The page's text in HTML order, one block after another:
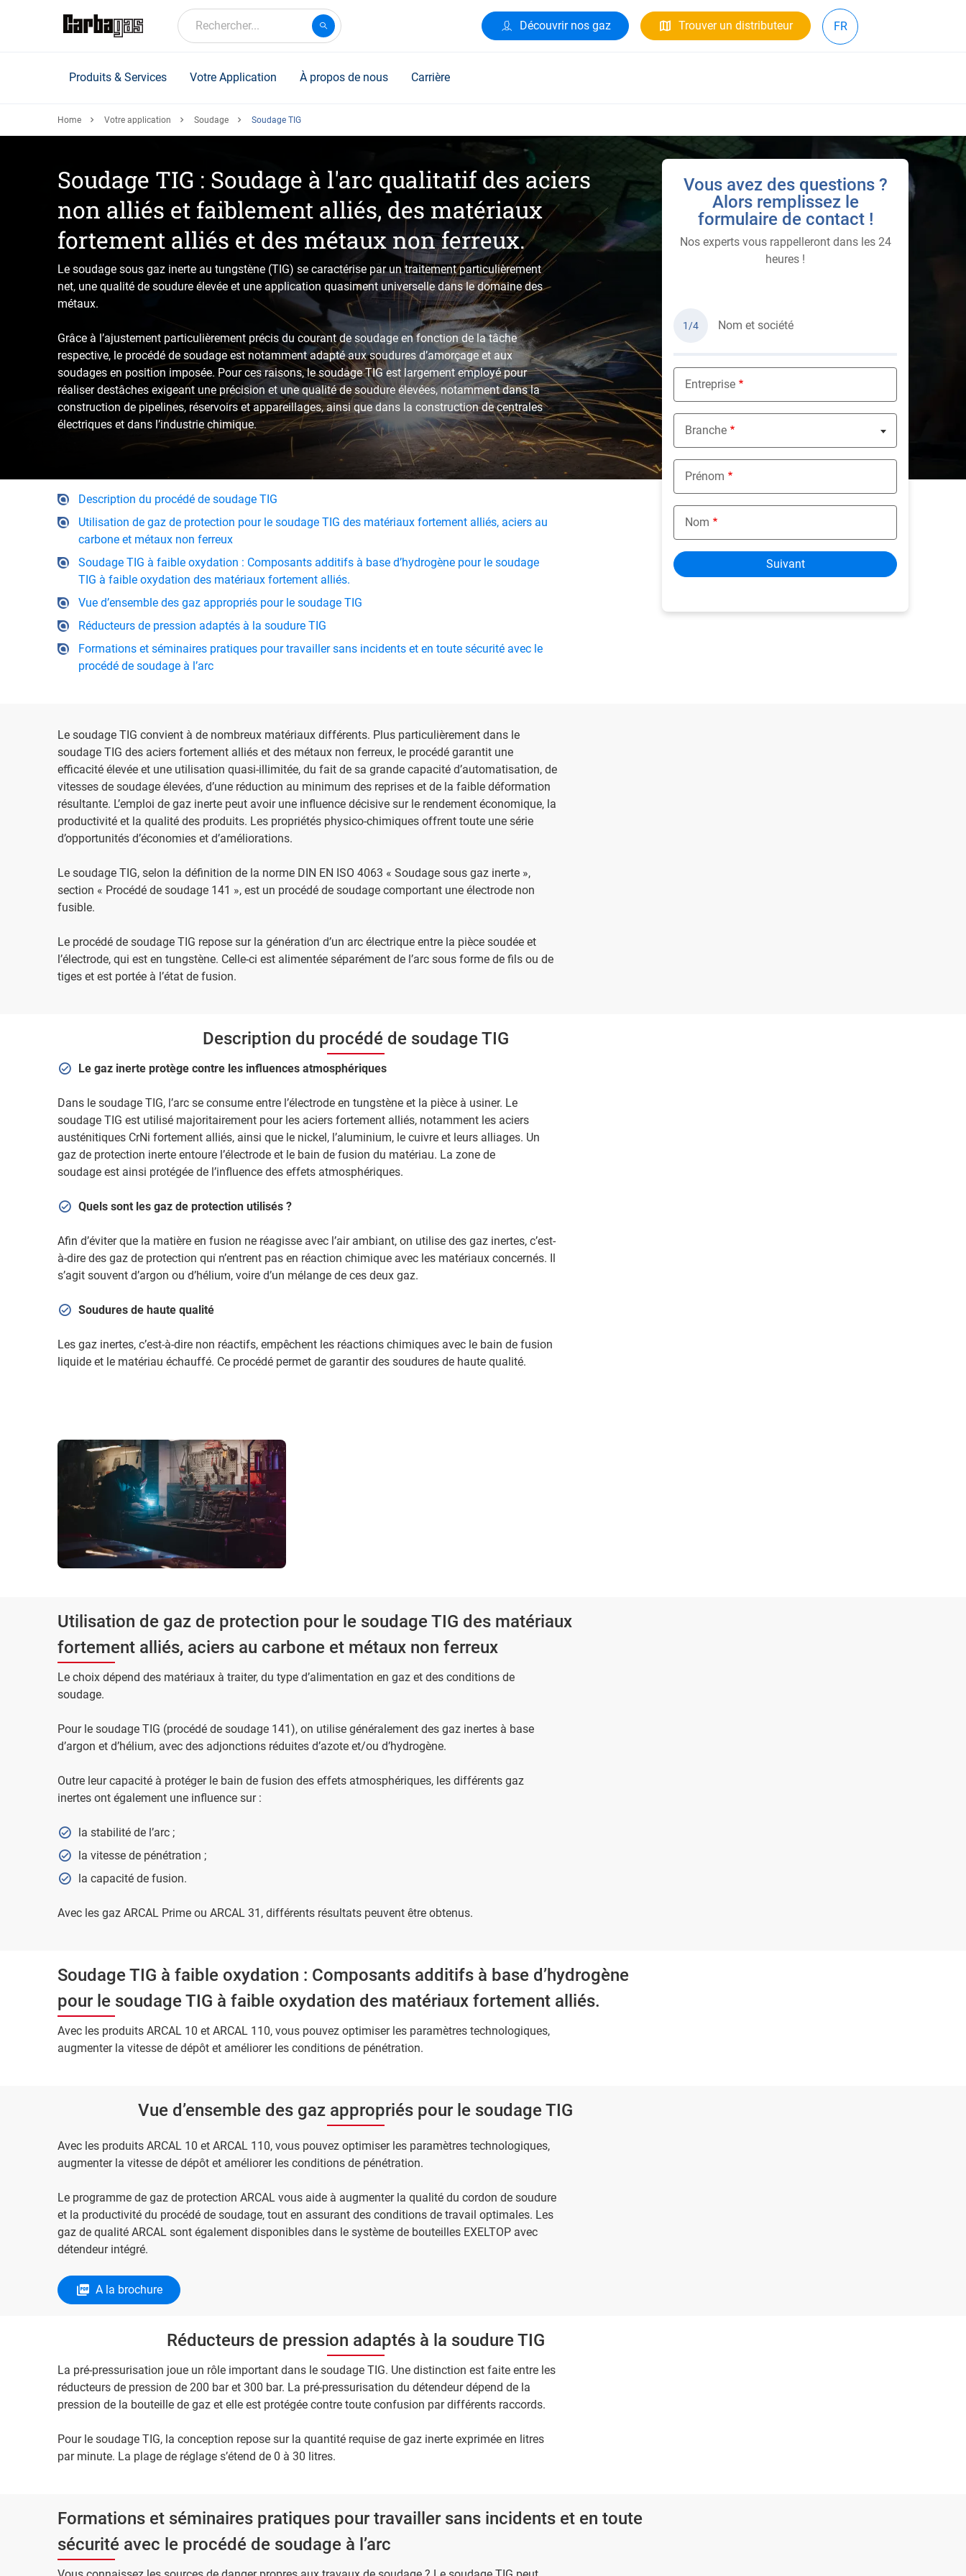
Rechercher... Découvrir nos gaz Trouver un distributeur FR
Produits & Services Votre Application À propos de nous Carrière
Home Votre application Soudage Soudage TIG
Soudage TIG : Soudage à l'arc qualitatif des aciers
non alliés et faiblement alliés, des matériaux
fortement alliés et des métaux non ferreux.
Le soudage sous gaz inerte au tungstène (TIG) se caractérise par un traitement particulièrement
net, une qualité de soudure élevée et une application quasiment universelle dans le domaine des
métaux.
Grâce à l’ajustement particulièrement précis du courant de soudage en fonction de la tâche
respective, le procédé de soudage est notamment adapté aux soudures d’amorçage et aux
soudages en position imposée. Pour ces raisons, le soudage TIG est largement employé pour
réaliser destâches exigeant une précision et une qualité de soudure élevées, notamment dans la
construction de pipelines, réservoirs et appareillages, ainsi que dans la construction de centrales
électriques et dans l’industrie chimique.
Description du procédé de soudage TIG
Utilisation de gaz de protection pour le soudage TIG des matériaux fortement alliés, aciers au
carbone et métaux non ferreux
Soudage TIG à faible oxydation : Composants additifs à base d’hydrogène pour le soudage
TIG à faible oxydation des matériaux fortement alliés.
Vue d’ensemble des gaz appropriés pour le soudage TIG
Réducteurs de pression adaptés à la soudure TIG
Formations et séminaires pratiques pour travailler sans incidents et en toute sécurité avec le
procédé de soudage à l’arc
Le soudage TIG convient à de nombreux matériaux différents. Plus particulièrement dans le
soudage TIG des aciers fortement alliés et des métaux non ferreux, le procédé garantit une
efficacité élevée et une utilisation quasi-illimitée, du fait de sa grande capacité d’automatisation, de
vitesses de soudage élevées, d’une réduction au minimum des reprises et de la faible déformation
résultante. L’emploi de gaz inerte peut avoir une influence décisive sur le rendement économique, la
productivité et la qualité des produits. Les propriétés physico-chimiques offrent toute une série
d’opportunités d’économies et d’améliorations.
Le soudage TIG, selon la définition de la norme DIN EN ISO 4063 « Soudage sous gaz inerte »,
section « Procédé de soudage 141 », est un procédé de soudage comportant une électrode non
fusible.
Le procédé de soudage TIG repose sur la génération d’un arc électrique entre la pièce soudée et
l’électrode, qui est en tungstène. Celle-ci est alimentée séparément de l’arc sous forme de fils ou de
tiges et est portée à l’état de fusion.
Description du procédé de soudage TIG
Le gaz inerte protège contre les influences atmosphériques
Dans le soudage TIG, l’arc se consume entre l’électrode en tungstène et la pièce à usiner. Le
soudage TIG est utilisé majoritairement pour les aciers fortement alliés, notamment les aciers
austénitiques CrNi fortement alliés, ainsi que le nickel, l’aluminium, le cuivre et leurs alliages. Un
gaz de protection inerte entoure l’électrode et le bain de fusion du matériau. La zone de
soudage est ainsi protégée de l’influence des effets atmosphériques.
Quels sont les gaz de protection utilisés ?
Afin d’éviter que la matière en fusion ne réagisse avec l’air ambiant, on utilise des gaz inertes, c’est-
à-dire des gaz de protection qui n’entrent pas en réaction chimique avec les matériaux concernés. Il
s’agit souvent d’argon ou d’hélium, voire d’un mélange de ces deux gaz.
Soudures de haute qualité
Les gaz inertes, c’est-à-dire non réactifs, empêchent les réactions chimiques avec le bain de fusion
liquide et le matériau échauffé. Ce procédé permet de garantir des soudures de haute qualité.
Utilisation de gaz de protection pour le soudage TIG des matériaux
fortement alliés, aciers au carbone et métaux non ferreux
Le choix dépend des matériaux à traiter, du type d’alimentation en gaz et des conditions de
soudage.
Pour le soudage TIG (procédé de soudage 141), on utilise généralement des gaz inertes à base
d’argon et d’hélium, avec des adjonctions réduites d’azote et/ou d’hydrogène.
Outre leur capacité à protéger le bain de fusion des effets atmosphériques, les différents gaz
inertes ont également une influence sur :
la stabilité de l’arc ;
la vitesse de pénétration ;
la capacité de fusion.
Avec les gaz ARCAL Prime ou ARCAL 31, différents résultats peuvent être obtenus.
Soudage TIG à faible oxydation : Composants additifs à base d’hydrogène
pour le soudage TIG à faible oxydation des matériaux fortement alliés.
Avec les produits ARCAL 10 et ARCAL 110, vous pouvez optimiser les paramètres technologiques,
augmenter la vitesse de dépôt et améliorer les conditions de pénétration.
Vue d’ensemble des gaz appropriés pour le soudage TIG
Avec les produits ARCAL 10 et ARCAL 110, vous pouvez optimiser les paramètres technologiques,
augmenter la vitesse de dépôt et améliorer les conditions de pénétration.
Le programme de gaz de protection ARCAL vous aide à augmenter la qualité du cordon de soudure
et la productivité du procédé de soudage, tout en assurant des conditions de travail optimales. Les
gaz de qualité ARCAL sont également disponibles dans le système de bouteilles EXELTOP avec
détendeur intégré.
A la brochure
Réducteurs de pression adaptés à la soudure TIG
La pré-pressurisation joue un rôle important dans le soudage TIG. Une distinction est faite entre les
réducteurs de pression de 200 bar et 300 bar. La pré-pressurisation du détendeur dépend de la
pression de la bouteille de gaz et elle est protégée contre toute confusion par différents raccords.
Pour le soudage TIG, la conception repose sur la quantité requise de gaz inerte exprimée en litres
par minute. La plage de réglage s’étend de 0 à 30 litres.
Formations et séminaires pratiques pour travailler sans incidents et en toute
sécurité avec le procédé de soudage à l’arc
Vous avez des questions ?
Alors remplissez le
formulaire de contact !
Nos experts vous rappelleront dans les 24
heures !
1/4 Nom et société
Entreprise
Branche
Nothing selected
Prénom
Nom